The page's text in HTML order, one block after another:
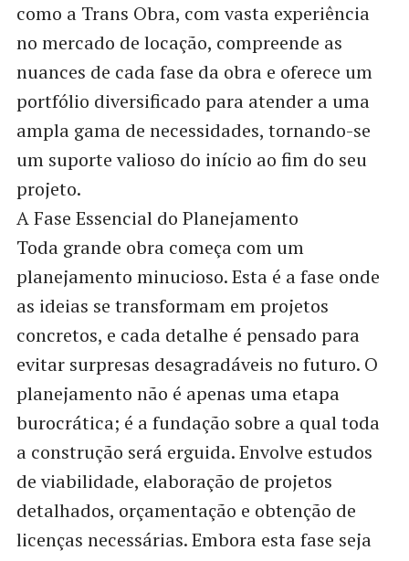
como a Trans Obra, com vasta experiência
no mercado de locação, compreende as
nuances de cada fase da obra e oferece um
portfólio diversificado para atender a uma
ampla gama de necessidades, tornando-se
um suporte valioso do início ao fim do seu
projeto.
A Fase Essencial do Planejamento
Toda grande obra começa com um
planejamento minucioso. Esta é a fase onde
as ideias se transformam em projetos
concretos, e cada detalhe é pensado para
evitar surpresas desagradáveis no futuro. O
planejamento não é apenas uma etapa
burocrática; é a fundação sobre a qual toda
a construção será erguida. Envolve estudos
de viabilidade, elaboração de projetos
detalhados, orçamentação e obtenção de
licenças necessárias. Embora esta fase seja